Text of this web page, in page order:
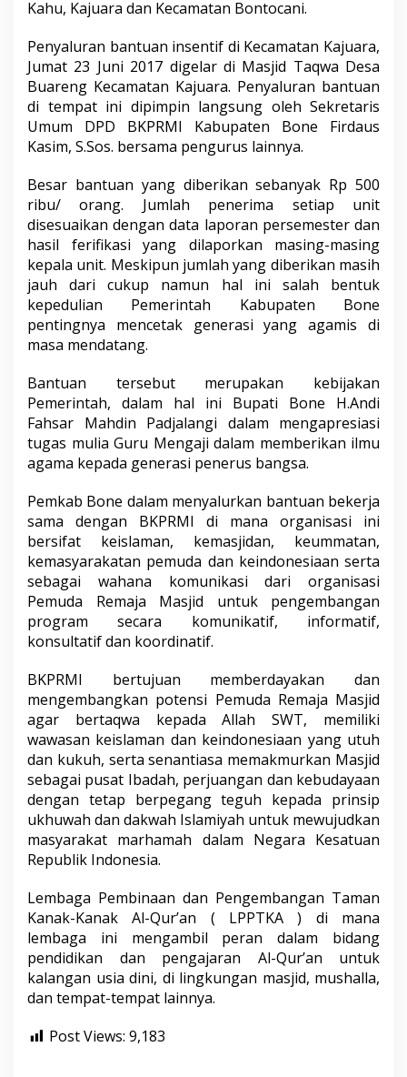
Kahu, Kajuara dan Kecamatan Bontocani.
Penyaluran bantuan insentif di Kecamatan Kajuara,
Jumat 23 Juni 2017 digelar di Masjid Taqwa Desa
Buareng Kecamatan Kajuara. Penyaluran bantuan
di tempat ini dipimpin langsung oleh Sekretaris
Umum DPD BKPRMI Kabupaten Bone Firdaus
Kasim, S.Sos. bersama pengurus lainnya.
Besar bantuan yang diberikan sebanyak Rp 500
ribu/ orang. Jumlah penerima setiap unit
disesuaikan dengan data laporan persemester dan
hasil ferifikasi yang dilaporkan masing-masing
kepala unit. Meskipun jumlah yang diberikan masih
jauh dari cukup namun hal ini salah bentuk
kepedulian Pemerintah Kabupaten Bone
pentingnya mencetak generasi yang agamis di
masa mendatang.
Bantuan tersebut merupakan kebijakan
Pemerintah, dalam hal ini Bupati Bone H.Andi
Fahsar Mahdin Padjalangi dalam mengapresiasi
tugas mulia Guru Mengaji dalam memberikan ilmu
agama kepada generasi penerus bangsa.
Pemkab Bone dalam menyalurkan bantuan bekerja
sama dengan BKPRMI di mana organisasi ini
bersifat keislaman, kemasjidan, keummatan,
kemasyarakatan pemuda dan keindonesiaan serta
sebagai wahana komunikasi dari organisasi
Pemuda Remaja Masjid untuk pengembangan
program secara komunikatif, informatif,
konsultatif dan koordinatif.
BKPRMI bertujuan memberdayakan dan
mengembangkan potensi Pemuda Remaja Masjid
agar bertaqwa kepada Allah SWT, memiliki
wawasan keislaman dan keindonesiaan yang utuh
dan kukuh, serta senantiasa memakmurkan Masjid
sebagai pusat Ibadah, perjuangan dan kebudayaan
dengan tetap berpegang teguh kepada prinsip
ukhuwah dan dakwah Islamiyah untuk mewujudkan
masyarakat marhamah dalam Negara Kesatuan
Republik Indonesia.
Lembaga Pembinaan dan Pengembangan Taman
Kanak-Kanak Al-Qur’an ( LPPTKA ) di mana
lembaga ini mengambil peran dalam bidang
pendidikan dan pengajaran Al-Qur’an untuk
kalangan usia dini, di lingkungan masjid, mushalla,
dan tempat-tempat lainnya.
Post Views: 9,183